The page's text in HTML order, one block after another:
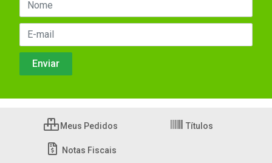
Meus Pedidos Títulos
Notas Fiscais